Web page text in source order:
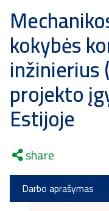
kokybės
projekto
Estijoje
share
Darbo aprašymas